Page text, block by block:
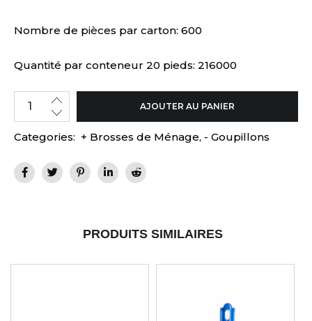
Nombre de pièces par carton: 600
Quantité par conteneur 20 pieds: 216000
AJOUTER AU PANIER
Categories: + Brosses de Ménage, - Goupillons
PRODUITS SIMILAIRES